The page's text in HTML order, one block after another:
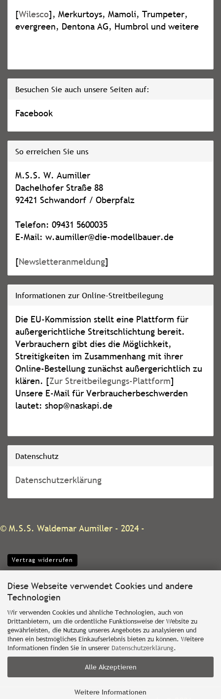
Diese Webseite verwendet Cookies und andere
Technologien
Wir verwenden Cookies und ähnliche Technologien, auch von
Drittanbietern, um die ordentliche Funktionsweise der Website zu
gewährleisten, die Nutzung unseres Angebotes zu analysieren und
Ihnen ein bestmögliches Einkaufserlebnis bieten zu können. Weitere
Informationen finden Sie in unserer Datenschutzerklärung.
Alle Akzeptieren
Weitere Informationen
[Wilesco], Merkurtoys, Mamoli, Trumpeter,
evergreen, Dentona AG, Humbrol und weitere
Besuchen Sie auch unsere Seiten auf:
Facebook
So erreichen Sie uns
M.S.S. W. Aumiller
Dachelhofer Straße 88
92421 Schwandorf / Oberpfalz
Telefon: 09431 5600035
E-Mail: w.aumiller@die-modellbauer.de
[Newsletteranmeldung]
Informationen zur Online-Streitbeilegung
Die EU-Kommission stellt eine Plattform für
außergerichtliche Streitschlichtung bereit.
Verbrauchern gibt dies die Möglichkeit,
Streitigkeiten im Zusammenhang mit ihrer
Online-Bestellung zunächst außergerichtlich zu
klären. [Zur Streitbeilegungs-Plattform]
Unsere E-Mail für Verbraucherbeschwerden
lautet: shop@naskapi.de
Datenschutz
Datenschutzerklärung
© M.S.S. Waldemar Aumiller - 2024 -
Vertrag widerrufen